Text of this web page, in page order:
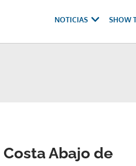
NOTICIAS SHOW
Abajo de